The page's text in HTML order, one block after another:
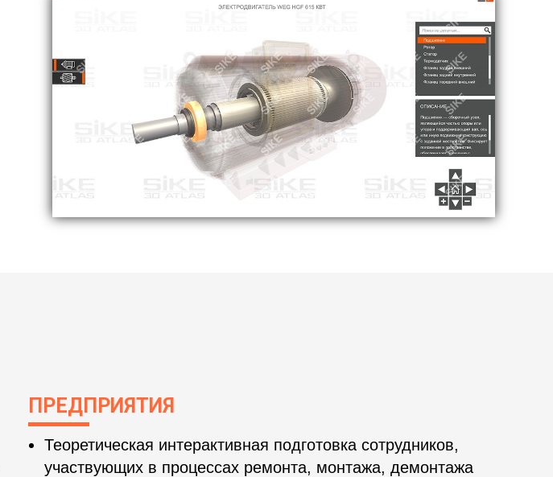
Теоретическая интерактивная подготовка сотрудников,
участвующих в процессах ремонта, монтажа, демонтажа
ПРЕДПРИЯТИЯ